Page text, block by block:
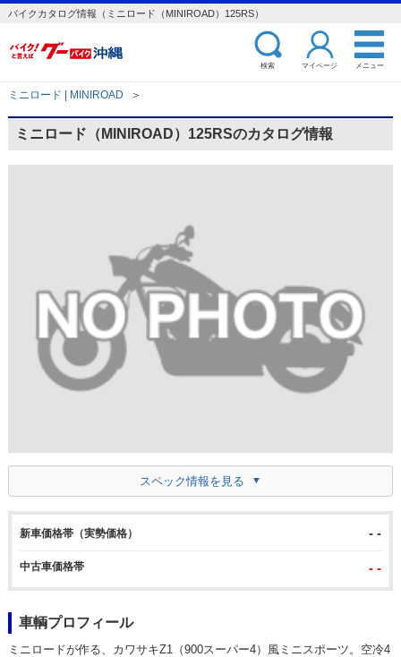
バイクカタログ情報（ミニロード（MINIROAD）125RS）
検索 マイページ メニュー
ミニロード | MINIROAD ＞
ミニロード（MINIROAD）125RSのカタログ情報
スペック情報を見る
新車価格帯（実勢価格） - -
中古車価格帯 - -
車輌プロフィール
ミニロードが作る、カワサキZ1（900スーパー4）風ミニスポーツ。空冷4